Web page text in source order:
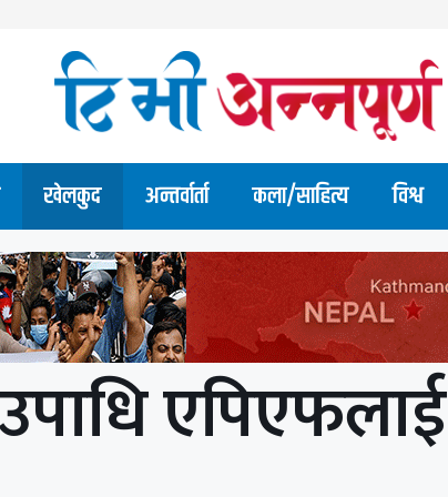
खेलकुद अन्तर्वार्ता कला/साहित्य विश्व
एपिएफलाई